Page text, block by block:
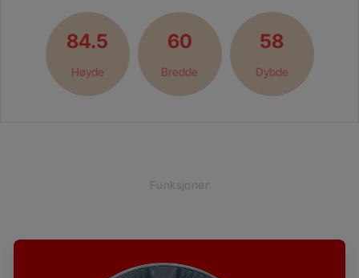
84.5
Høyde
60
Bredde
58
Dybde
Funksjoner